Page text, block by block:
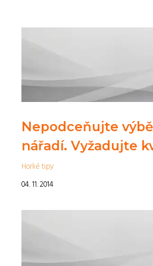
Nepodceňujte
nářadí. Vyžadujte
Horké tipy
04. 11. 2014